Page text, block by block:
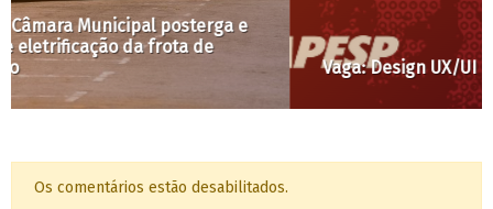
Vaga: Design UX/UI
Os comentários estão desabilitados.